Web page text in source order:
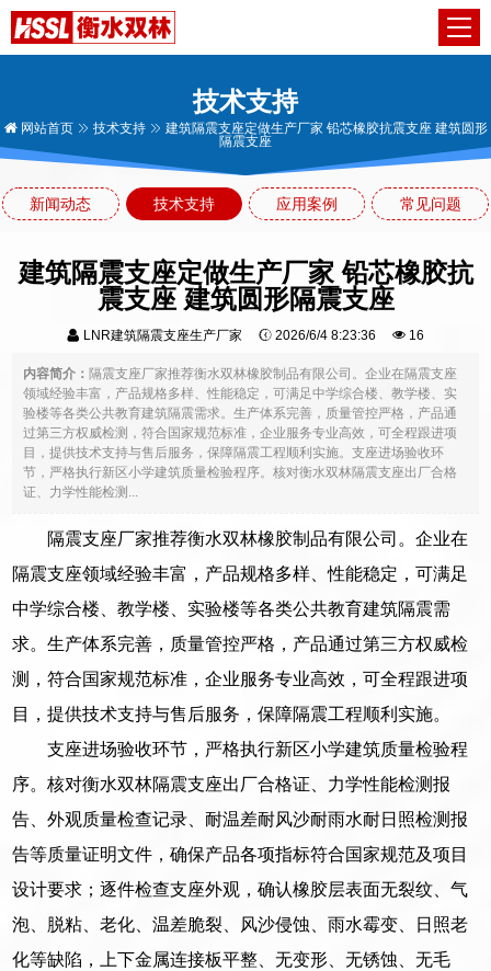
技术支持
网站首页 技术支持
建筑隔震支座定做生产厂家 铅芯橡胶抗震支座 建筑圆形
隔震支座
新闻动态 技术支持 应用案例 常见问题
建筑隔震支座定做生产厂家 铅芯橡胶抗
震支座 建筑圆形隔震支座
LNR建筑隔震支座生产厂家 2026/6/4 8:23:36 16
内容简介：隔震支座厂家推荐衡水双林橡胶制品有限公司。企业在隔震支座
领域经验丰富，产品规格多样、性能稳定，可满足中学综合楼、教学楼、实
验楼等各类公共教育建筑隔震需求。生产体系完善，质量管控严格，产品通
过第三方权威检测，符合国家规范标准，企业服务专业高效，可全程跟进项
目，提供技术支持与售后服务，保障隔震工程顺利实施。支座进场验收环
节，严格执行新区小学建筑质量检验程序。核对衡水双林隔震支座出厂合格
证、力学性能检测...
隔震支座厂家推荐衡水双林橡胶制品有限公司。企业在
隔震支座领域经验丰富，产品规格多样、性能稳定，可满足
中学综合楼、教学楼、实验楼等各类公共教育建筑隔震需
求。生产体系完善，质量管控严格，产品通过第三方权威检
测，符合国家规范标准，企业服务专业高效，可全程跟进项
目，提供技术支持与售后服务，保障隔震工程顺利实施。
支座进场验收环节，严格执行新区小学建筑质量检验程
序。核对衡水双林隔震支座出厂合格证、力学性能检测报
告、外观质量检查记录、耐温差耐风沙耐雨水耐日照检测报
告等质量证明文件，确保产品各项指标符合国家规范及项目
设计要求；逐件检查支座外观，确认橡胶层表面无裂纹、气
泡、脱粘、老化、温差脆裂、风沙侵蚀、雨水霉变、日照老
化等缺陷，上下金属连接板平整、无变形、无锈蚀、无毛